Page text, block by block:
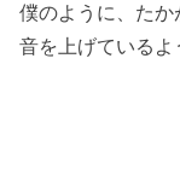
僕のように、た
音を上げているよ